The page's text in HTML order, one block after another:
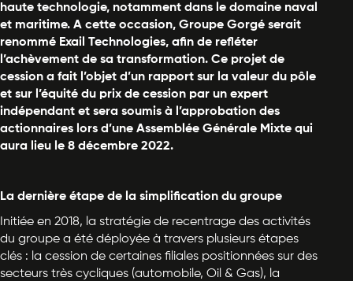
haute technologie, notamment dans le domaine naval
et maritime. A cette occasion, Groupe Gorgé serait
renommé Exail Technologies, afin de refléter
l’achèvement de sa transformation. Ce projet de
cession a fait l’objet d’un rapport sur la valeur du pôle
et sur l’équité du prix de cession par un expert
indépendant et sera soumis à l’approbation des
actionnaires lors d’une Assemblée Générale Mixte qui
aura lieu le 8 décembre 2022.
La dernière étape de la simplification du groupe
Initiée en 2018, la stratégie de recentrage des activités
du groupe a été déployée à travers plusieurs étapes
clés : la cession de certaines filiales positionnées sur des
secteurs très cycliques (automobile, Oil & Gas), la